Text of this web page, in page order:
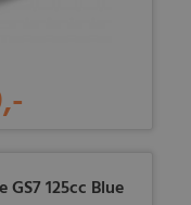
125cc Blue